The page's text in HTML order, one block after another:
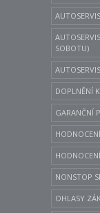
SOBOTU)
DOPLNĚNÍ
GARANČNÍ
NONSTOP
OHLASY